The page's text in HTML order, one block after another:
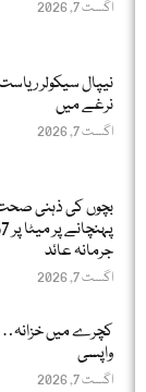
اگست 7, 2026
نیپال سیکولر
نرغے میں
اگست 7, 2026
بچوں کی ذہنی
جرمانہ عائد
اگست 7, 2026
کچرے میں
واپسی
اگست 7, 2026